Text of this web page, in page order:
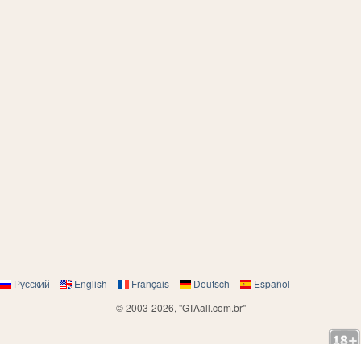
Русский English Français Deutsch
Español
© 2003-2026, "GTAall.com.br"